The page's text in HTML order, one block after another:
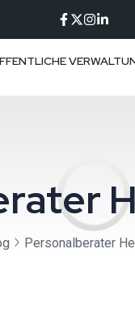
Personalberater